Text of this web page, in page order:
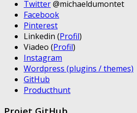
Twitter@michaeldumontet
Facebook
Pinterest
Linkedin (Profil)
Viadeo (Profil)
Instagram
Wordpress (plugins / themes)
GitHub
Producthunt